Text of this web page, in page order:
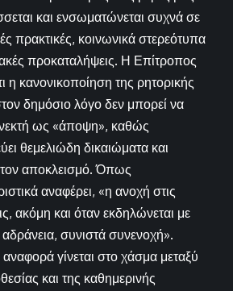
και ενσωματώνεται συχνά σε
πρακτικές, κοινωνικά στερεότυπα
προκαταλήψεις. Η Επίτροπος
η κανονικοποίηση της ρητορικής
δημόσιο λόγο δεν μπορεί να
ως «άποψη», καθώς
θεμελιώδη δικαιώματα και
τον αποκλεισμό. Όπως
αναφέρει, «η ανοχή στις
ακόμη και όταν εκδηλώνεται με
συνιστά συνενοχή».
αναφορά γίνεται στο χάσμα μεταξύ
και της καθημερινής